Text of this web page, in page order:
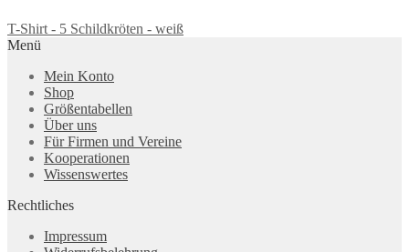
T-Shirt - 5 Schildkröten - weiß
Menü
Mein Konto
Shop
Größentabellen
Über uns
Für Firmen und Vereine
Kooperationen
Wissenswertes
Rechtliches
Impressum